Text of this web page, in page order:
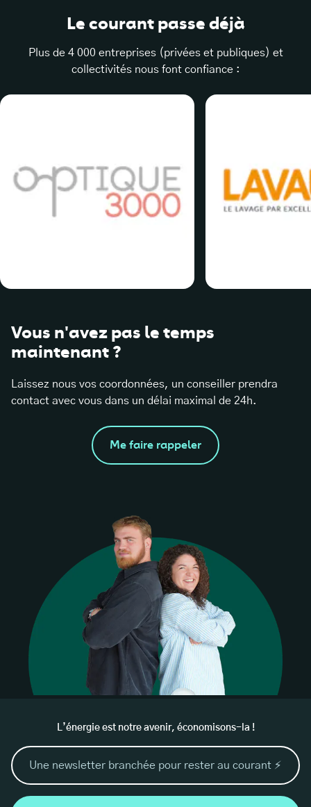
Le courant passe déjà
Plus de 4 000 entreprises (privées et publiques) et
collectivités nous font confiance :
Vous n'avez pas le temps
maintenant ?
Laissez nous vos coordonnées, un conseiller prendra
contact avec vous dans un délai maximal de 24h.
Me faire rappeler
L’énergie est notre avenir, économisons-la !